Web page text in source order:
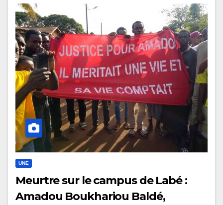
UNE
Meurtre sur le campus de Labé :
Amadou Boukhariou Baldé,